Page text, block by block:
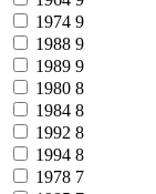
1974 9
1988 9
1989 9
1980 8
1984 8
1992 8
1994 8
1978 7